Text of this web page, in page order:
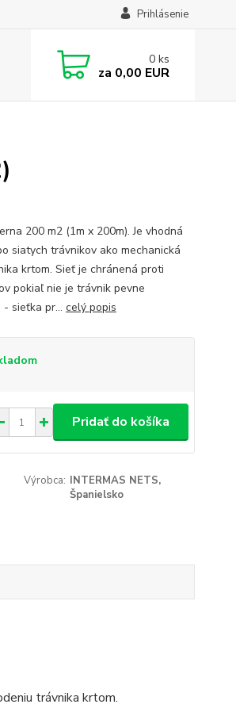
Prihlásenie
0 ks
za 0,00 EUR
200 m2 (1m x 200m). Je vhodná
siatych trávnikov ako mechanická
krtom. Sieť je chránená proti
pokiaľ nie je trávnik pevne
- sieťka pr... celý popis
Pridať do košíka
Výrobca: INTERMAS NETS,
Španielsko
trávnika krtom.